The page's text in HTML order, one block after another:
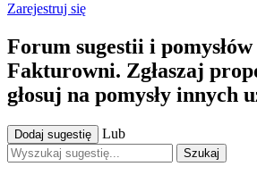
Zarejestruj się
Forum sugestii i
Fakturowni. Zgłaszaj
głosuj na pomysły innych
Dodaj sugestię Lub
Szukaj